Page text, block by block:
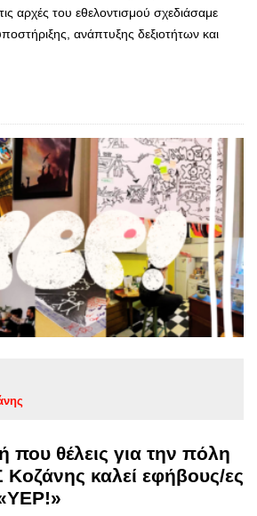
αρχές του εθελοντισμού σχεδιάσαμε
ανάπτυξης δεξιοτήτων και
που θέλεις για την πόλη
καλεί εφήβους/ες